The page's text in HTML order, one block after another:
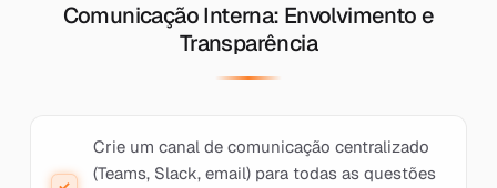
Comunicação Interna: Envolvimento e
Transparência
Crie um canal de comunicação centralizado
(Teams, Slack, email) para todas as questões